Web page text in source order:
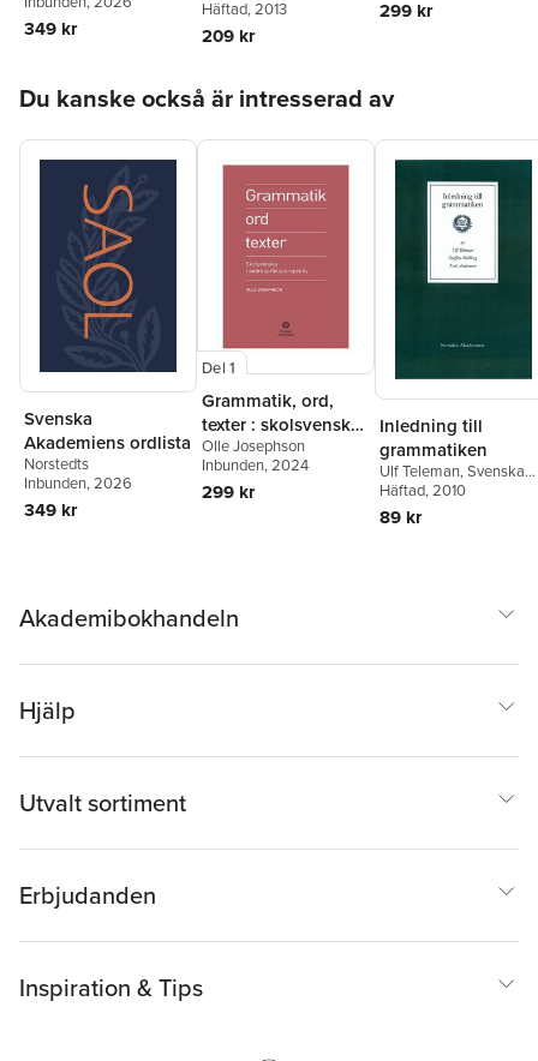
349 kr
medaljer
Häftad, 2013
209 kr
299 kr
Du kanske också är intresserad av
Svenska
Akademiens ordlista
Norstedts
Inbunden, 2026
349 kr
Del 1
Grammatik, ord,
texter : skolsvenska i
andraspråksperspek
tiv
Olle Josephson
Inbunden, 2024
299 kr
Inledning till
grammatiken
Ulf Teleman,Svenska
Akademien,Erik
Andersson
Hellberg
Häftad, 2010
89 kr
Akademibokhandeln
Hjälp
Utvalt sortiment
Erbjudanden
Inspiration & Tips